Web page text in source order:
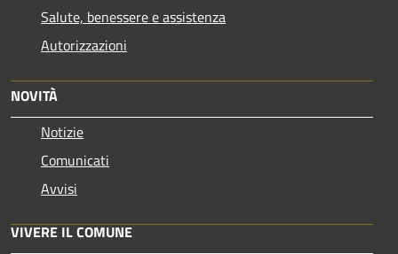
Salute, benessere e assistenza
Autorizzazioni
NOVITÀ
Notizie
Comunicati
Avvisi
VIVERE IL COMUNE